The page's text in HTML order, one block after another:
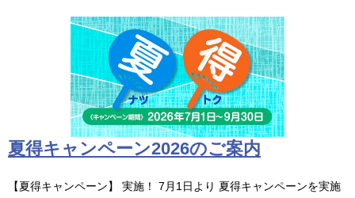
夏得キャンペーン2026のご案内
【夏得キャンペーン】 実施！ 7月1日より 夏得キャンペーンを実施